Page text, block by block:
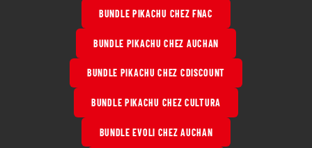
BUNDLE PIKACHU CHEZ FNAC
BUNDLE PIKACHU CHEZ AUCHAN
BUNDLE PIKACHU CHEZ CDISCOUNT
BUNDLE PIKACHU CHEZ CULTURA
BUNDLE EVOLI CHEZ AUCHAN